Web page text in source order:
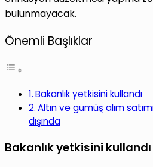
bulunmayacak.
Önemli Başlıklar
Bakanlık yetkisini kullandı
Altın ve gümüş alım
dışında
Bakanlık yetkisini kullandı